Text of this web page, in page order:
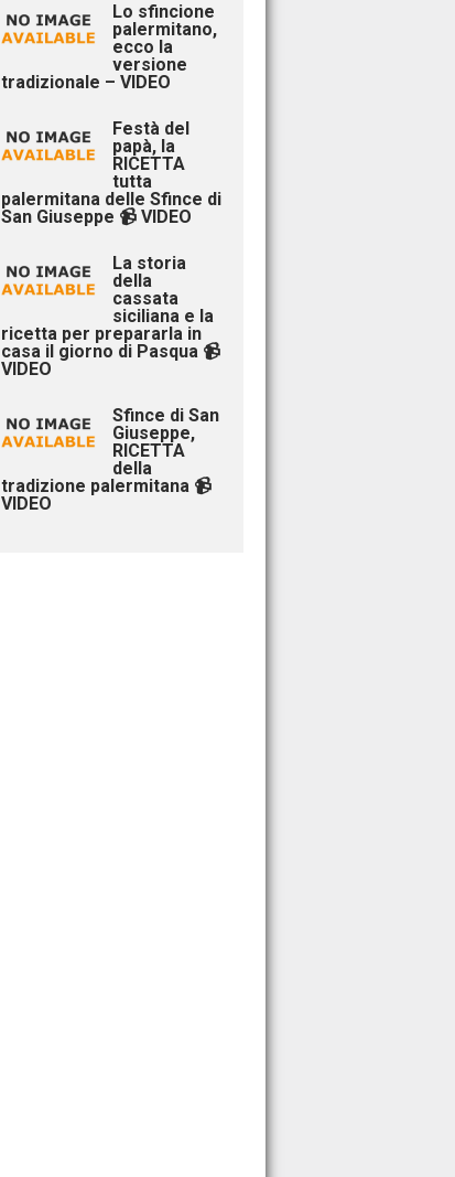
Lo sfincione
palermitano,
ecco la
versione
tradizionale – VIDEO
Festà del
papà, la
RICETTA
tutta
palermitana delle Sfince di
San Giuseppe 📹 VIDEO
La storia
della
cassata
siciliana e la
ricetta per prepararla in
casa il giorno di Pasqua 📹
VIDEO
Sfince di San
Giuseppe,
RICETTA
della
tradizione palermitana 📹
VIDEO